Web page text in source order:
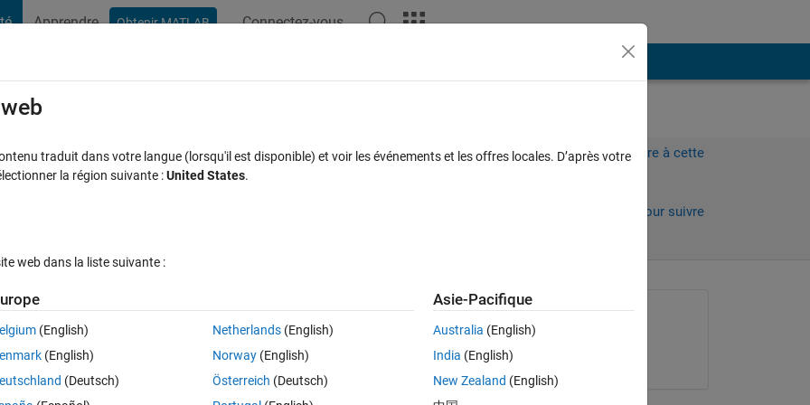
Apprendre Obtenir MATLAB Connectez-vous
Delete the next point
Connectez-vous pour répondre à cette
Connectez-vous pour suivre
Ouvrir dans MATLAB Online
Amir Azadeh Ranjbar
le 19 Août 2022
traduit dans votre langue (lorsqu'il est disponible) et voir les événements et les offres locales. D’après votre
la région suivante :United States.
web dans la liste suivante :
(English)
(English)
(Deutsch)
Netherlands(English)
Norway(English)
Österreich (Deutsch)
Asie-Pacifique
Australia (English)
India (English)
New Zealand (English)